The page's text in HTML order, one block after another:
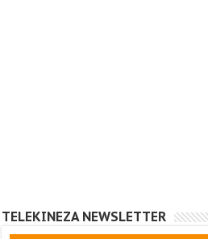
TELEKINEZA NEWSLETTER